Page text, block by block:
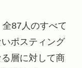
87人のすべて
ポスティング
層に対して商